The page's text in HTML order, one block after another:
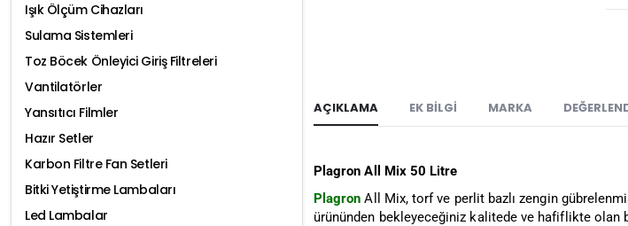
AÇIKLAMA EK BILGI MARKA
Plagron All Mix 50 Litre
Plagron All Mix, torf ve perlit bazlı zengin
ürününden bekleyeceğiniz kalitede ve hafiflikte olan
Işık Ölçüm Cihazları
Sulama Sistemleri
Toz Böcek Önleyici Giriş Filtreleri
Vantilatörler
Yansıtıcı Filmler
Hazır Setler
Karbon Filtre Fan Setleri
Bitki Yetiştirme Lambaları
Led Lambalar